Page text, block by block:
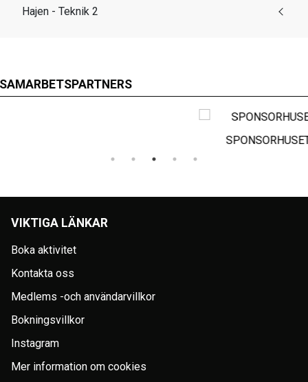
Hajen - Teknik 2
SAMARBETSPARTNERS
VIKTIGA LÄNKAR
Boka aktivitet
Kontakta oss
Medlems -och användarvillkor
Bokningsvillkor
Instagram
Mer information om cookies